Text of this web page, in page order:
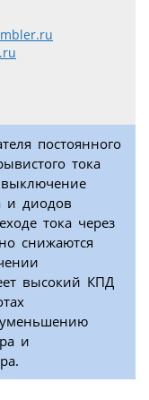
постоянного
тока
и диодов
тока через
снижаются
высокий КПД
уменьшению
и